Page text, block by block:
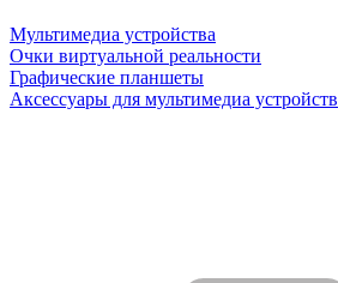
Мультимедиа устройства
Очки виртуальной реальности
Графические планшеты
Аксессуары для мультимедиа устройств